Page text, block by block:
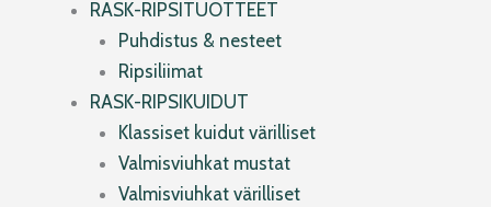
RASK-RIPSITUOTTEET
Puhdistus & nesteet
Ripsiliimat
RASK-RIPSIKUIDUT
Klassiset kuidut värilliset
Valmisviuhkat mustat
Valmisviuhkat värilliset